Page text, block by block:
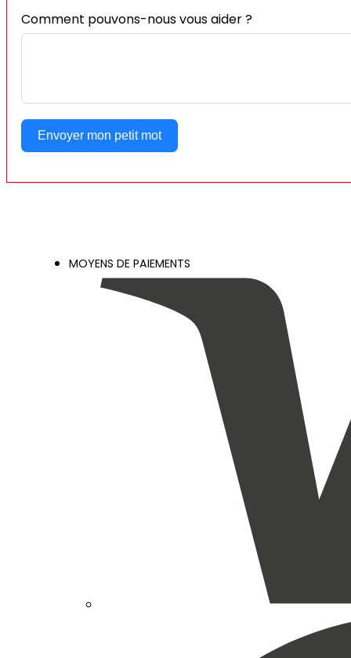
Comment pouvons-nous vous aider ?
Envoyer mon petit mot
MOYENS DE PAIEMENTS